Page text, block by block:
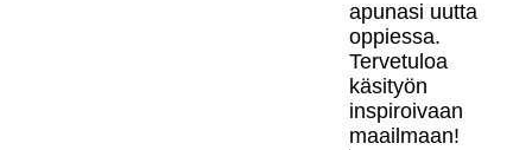
apunasi uutta
oppiessa.
Tervetuloa
käsityön
inspiroivaan
maailmaan!